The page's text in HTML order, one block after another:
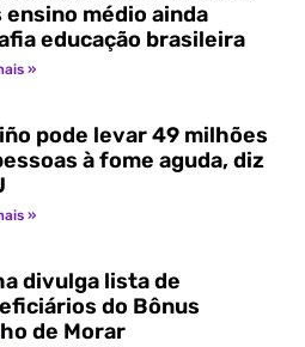
ensino médio ainda
educação brasileira
»
pode levar 49 milhões
à fome aguda, diz
»
divulga lista de
do Bônus
de Morar